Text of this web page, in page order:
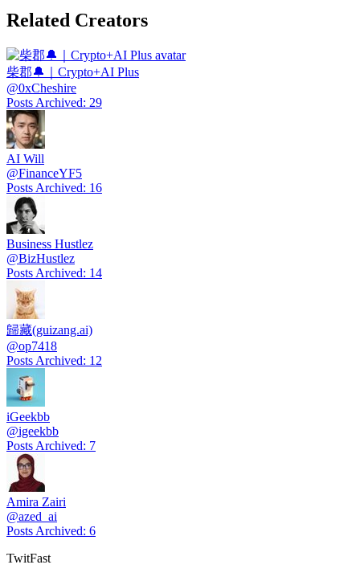
Related Creators
柴郡🔔｜Crypto+AI Plus
@0xCheshire
Posts Archived: 29
AI Will
@FinanceYF5
Posts Archived: 16
Business Hustlez
@BizHustlez
Posts Archived: 14
歸藏(guizang.ai)
@op7418
Posts Archived: 12
iGeekbb
@igeekbb
Posts Archived: 7
Amira Zairi
@azed_ai
Posts Archived: 6
TwitFast